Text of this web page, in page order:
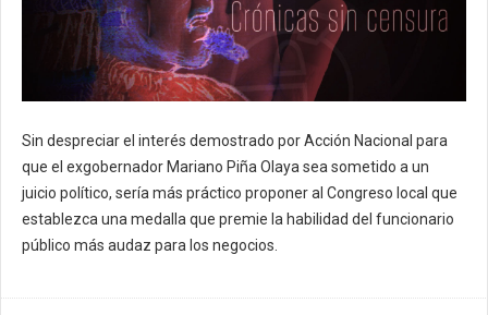
Sin despreciar el interés demostrado por Acción Nacional para
que el exgobernador Mariano Piña Olaya sea sometido a un
juicio político, sería más práctico proponer al Congreso local que
establezca una medalla que premie la habilidad del funcionario
público más audaz para los negocios.